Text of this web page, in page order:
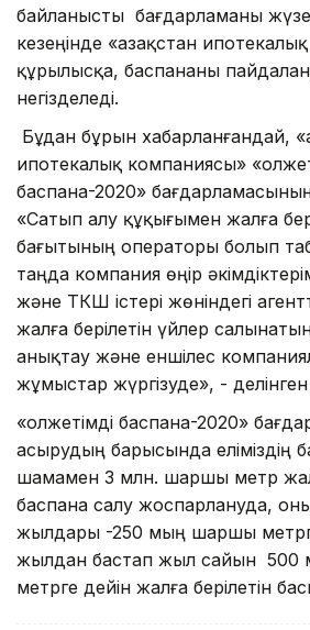
байланысты бағдарламаны
кезеңінде «Қазақстан
құрылысқа, баспананы
негізделеді.
Бұдан бұрын хабарланғандай,
ипотекалық компаниясы»
баспана-2020»
«Сатып алу құқығымен жалға
бағытының операторы болып
таңда компания өңір
және ТКШ істері жөніндегі
жалға берілетін үйлер
анықтау және еншілес
жұмыстар жүргізуде», -
«Қолжетімді баспана-2020»
асырудың барысында еліміздің
шамамен 3 млн. шаршы метр
баспана салу жоспарлануда,
жылдары -250 мың шаршы
жылдан бастап жыл сайын
метрге дейін жалға берілетін